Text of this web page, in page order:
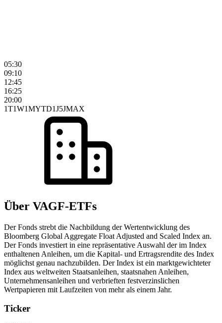
05:30
09:10
12:45
16:25
20:00
1T1W1MYTD1J5JMAX
Über VAGF-ETFs
Der Fonds strebt die Nachbildung der Wertentwicklung des
Bloomberg Global Aggregate Float Adjusted and Scaled Index an.
Der Fonds investiert in eine repräsentative Auswahl der im Index
enthaltenen Anleihen, um die Kapital- und Ertragsrendite des Index
möglichst genau nachzubilden. Der Index ist ein marktgewichteter
Index aus weltweiten Staatsanleihen, staatsnahen Anleihen,
Unternehmensanleihen und verbrieften festverzinslichen
Wertpapieren mit Laufzeiten von mehr als einem Jahr.
Ticker